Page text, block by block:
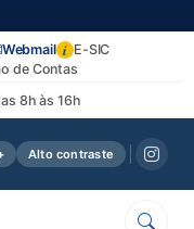
8h às 16h
Webmail i E-SIC
de Contas
Alto contraste